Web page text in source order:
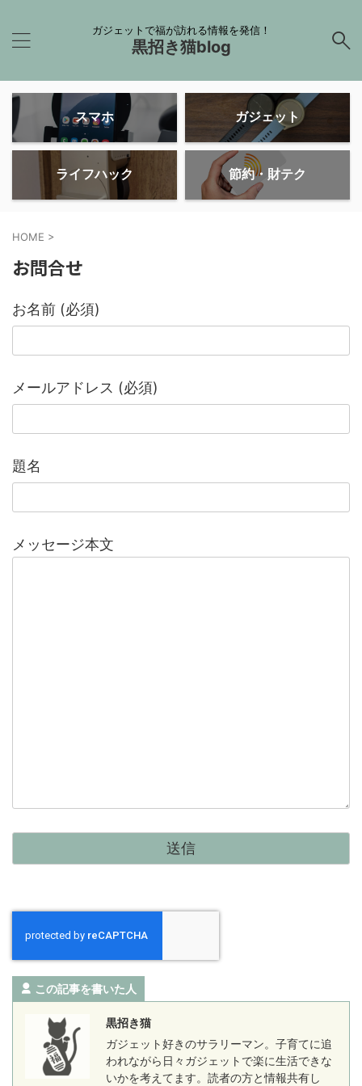
ガジェットで福が訪れる情報を発信！
黒招き猫blog
スマホ ガジェット
ライフハック 節約・財テク
HOME >
お問合せ
お名前 (必須)
メールアドレス (必須)
題名
メッセージ本文
この記事を書いた人
黒招き猫
ガジェット好きのサラリーマン。子育てに追
われながら日々ガジェットで楽に生活できな
いかを考えてます。読者の方と情報共有し